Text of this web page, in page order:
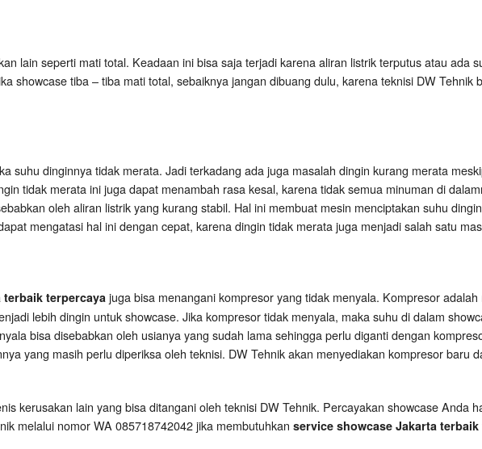
lain seperti mati total. Keadaan ini bisa saja terjadi karena aliran listrik terputus atau ada
showcase tiba – tiba mati total, sebaiknya jangan dibuang dulu, karena teknisi DW Tehnik
suhu dinginnya tidak merata. Jadi terkadang ada juga masalah dingin kurang merata
tidak merata ini juga dapat menambah rasa kesal, karena tidak semua minuman di
oleh aliran listrik yang kurang stabil. Hal ini membuat mesin menciptakan suhu
mengatasi hal ini dengan cepat, karena dingin tidak merata juga menjadi salah satu
terpercaya juga bisa menangani kompresor yang tidak menyala. Kompresor adalah
lebih dingin untuk showcase. Jika kompresor tidak menyala, maka suhu di dalam
bisa disebabkan oleh usianya yang sudah lama sehingga perlu diganti dengan
yang masih perlu diperiksa oleh teknisi. DW Tehnik akan menyediakan kompresor baru
kerusakan lain yang bisa ditangani oleh teknisi DW Tehnik. Percayakan showcase Anda
melalui nomor WA 085718742042 jika membutuhkan service showcase Jakarta terbaik